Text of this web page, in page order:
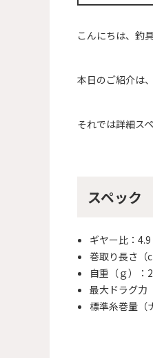
こんにちは、釣
本日のご紹介は、
それでは詳細ス
スペック
ギヤー比：4.9
巻取り長さ（
自重（ｇ）：
最大ドラグ力
標準糸巻量（